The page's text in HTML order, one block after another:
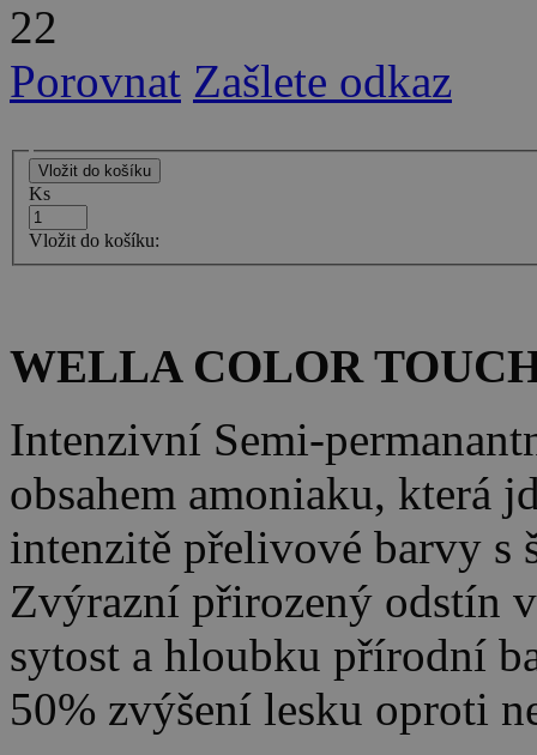
22
Porovnat Zašlete odkaz
Ks
Vložit do košíku:
WELLA COLOR
Intenzivní Semi-
obsahem amoniaku, která
intenzitě přelivové barvy s
Zvýrazní přirozený odstín
sytost a hloubku přírodní
50% zvýšení lesku oproti